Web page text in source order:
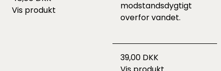
Vis produkt
modstandsdygtigt
overfor vandet.
39,00 DKK